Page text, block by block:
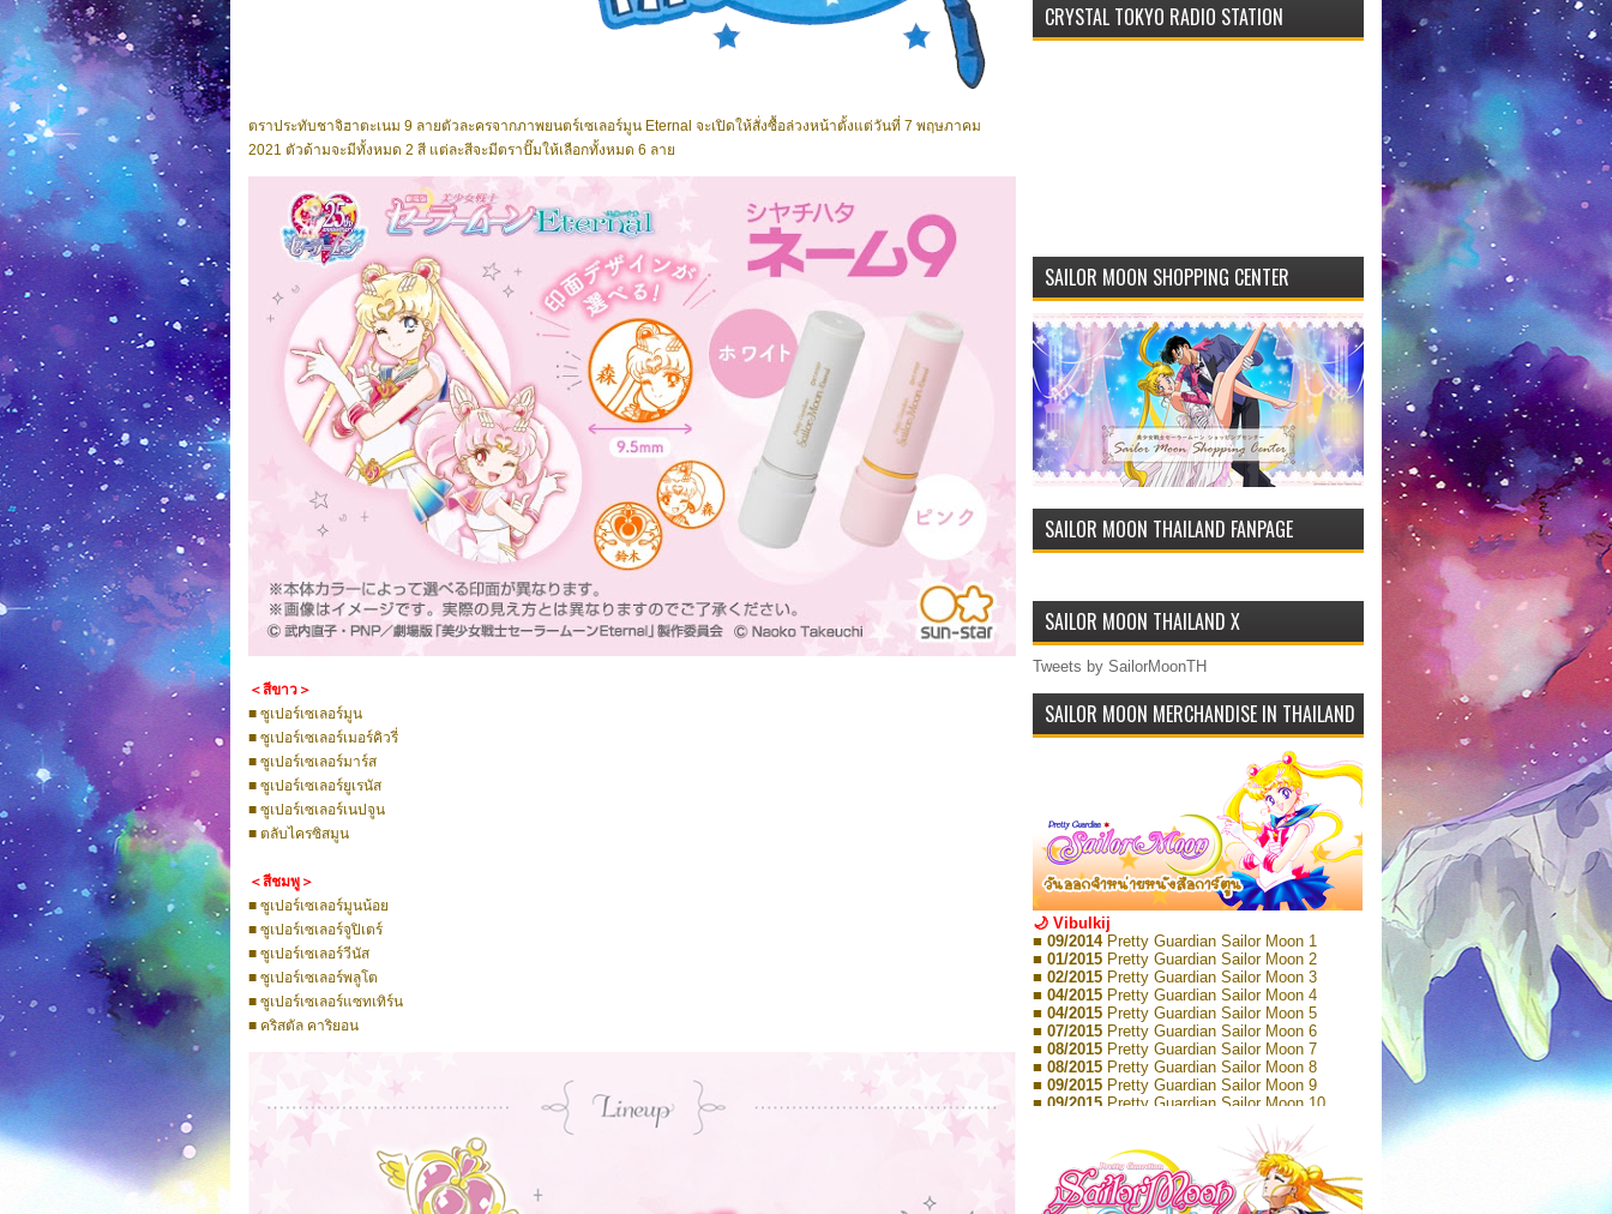
ตราประทับชาจิฮาตะเนม 9 ลายตัวละครจากภาพยนตร์เซเลอร์มูน Eternal จะเปิดให้สั่งซื้อล่วงหน้าตั้งแต่วันที่ 7 พฤษภาคม
2021 ตัวด้ามจะมีทั้งหมด 2 สี แต่ละสีจะมีตราปั๊มให้เลือกทั้งหมด 6 ลาย
＜สีขาว＞
■ ซูเปอร์เซเลอร์มูน
■ ซูเปอร์เซเลอร์เมอร์คิวรี่
■ ซูเปอร์เซเลอร์มาร์ส
■ ซูเปอร์เซเลอร์ยูเรนัส
■ ซูเปอร์เซเลอร์เนปจูน
■ ตลับไครซิสมูน
＜สีชมพู＞
■ ซูเปอร์เซเลอร์มูนน้อย
■ ซูเปอร์เซเลอร์จูปิเตร์
■ ซูเปอร์เซเลอร์วีนัส
■ ซูเปอร์เซเลอร์พลูโต
■ ซูเปอร์เซเลอร์แซทเทิร์น
■ คริสตัล คาริยอน
CRYSTAL TOKYO RADIO STATION
SAILOR MOON SHOPPING CENTER
SAILOR MOON THAILAND FANPAGE
SAILOR MOON THAILAND X
Tweets by SailorMoonTH
SAILOR MOON MERCHANDISE IN THAILAND
🌙 Vibulkij
■ 09/2014 Pretty Guardian Sailor Moon 1
■ 01/2015 Pretty Guardian Sailor Moon 2
■ 02/2015 Pretty Guardian Sailor Moon 3
■ 04/2015 Pretty Guardian Sailor Moon 4
■ 04/2015 Pretty Guardian Sailor Moon 5
■ 07/2015 Pretty Guardian Sailor Moon 6
■ 08/2015 Pretty Guardian Sailor Moon 7
■ 08/2015 Pretty Guardian Sailor Moon 8
■ 09/2015 Pretty Guardian Sailor Moon 9
■ 09/2015 Pretty Guardian Sailor Moon 10
Pretty Guardian Sailor Moon 11
Pretty Guardian Sailor Moon 12
Pretty Guardian Sailor Moon Short
Stories 1
■ 09/2018Pretty Guardian Sailor Moon Short